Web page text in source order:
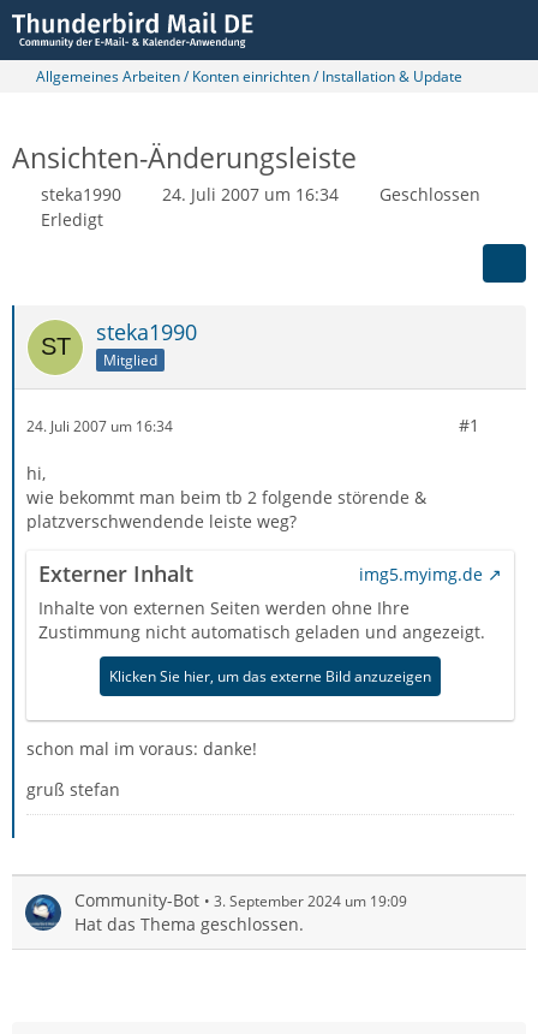
Allgemeines Arbeiten / Konten einrichten / Installation & Update
Ansichten-Änderungsleiste
steka1990 24. Juli 2007 um 16:34
Geschlossen
Erledigt
steka1990
Mitglied
24. Juli 2007 um 16:34 #1
hi,
wie bekommt man beim tb 2 folgende störende &
platzverschwendende leiste weg?
Externer Inhalt
img5.myimg.de
Inhalte von externen Seiten werden ohne Ihre
Zustimmung nicht automatisch geladen und angezeigt.
Klicken Sie hier, um das externe Bild anzuzeigen
schon mal im voraus: danke!
gruß stefan
Community-Bot 3. September 2024 um 19:09
Hat das Thema geschlossen.